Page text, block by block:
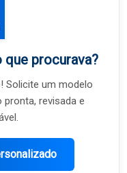
procurava?
Solicite um modelo
pronta, revisada e